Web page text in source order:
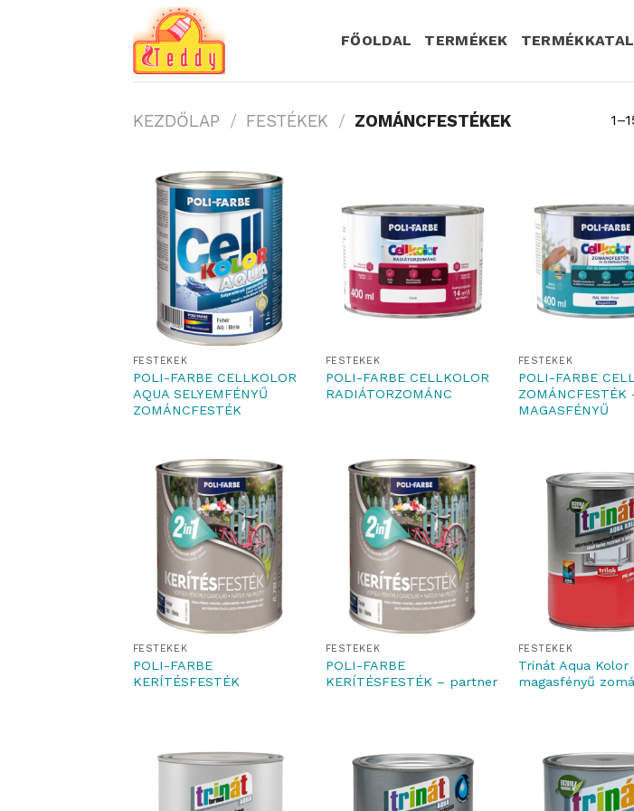
FŐOLDAL TERMÉKEK
KEZDŐLAP / FESTÉKEK / ZOMÁNCFESTÉKEK
FESTÉKEK
POLI-FARBE CELLKOLOR
AQUA SELYEMFÉNYŰ
ZOMÁNCFESTÉK
FESTÉKEK
POLI-FARBE CELLKOLOR
RADIÁTORZOMÁNC
FESTÉKEK
POLI-FARBE
ZOMÁNCFESTÉK
MAGASFÉNYŰ
FESTÉKEK
POLI-FARBE
KERÍTÉSFESTÉK
FESTÉKEK
POLI-FARBE
KERÍTÉSFESTÉK – partner
FESTÉKEK
Trinát Aqua Kolor
magasfényű